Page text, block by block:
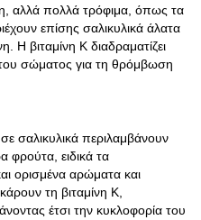
αλλά πολλά τρόφιμα, όπως τα
επίσης σαλικυλικά άλατα
Η βιταμίνη Κ διαδραματίζει
του σώματος για τη θρόμβωση
σαλικυλικά περιλαμβάνουν
φρούτα, ειδικά τα
ορισμένα αρώματα και
τη βιταμίνη Κ,
έτσι την κυκλοφορία του